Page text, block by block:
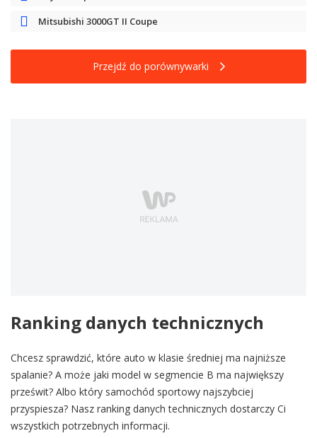
Mitsubishi 3000GT II Coupe
Przejdź do porównywarki
Ranking danych technicznych
Chcesz sprawdzić, które auto w klasie średniej ma najniższe
spalanie? A może jaki model w segmencie B ma największy
prześwit? Albo który samochód sportowy najszybciej
przyspiesza? Nasz ranking danych technicznych dostarczy Ci
wszystkich potrzebnych informacji.